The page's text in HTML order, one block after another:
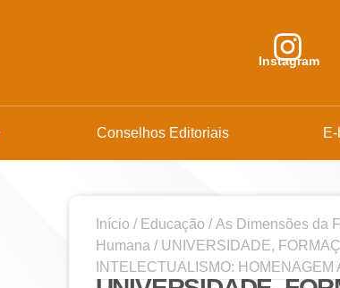
Instagram
Conselhos Editoriais
Início / Educação /As Dimensões da
Humana / UNIVERSIDADE,
INTELECTUALISMO: